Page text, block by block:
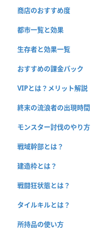
商店のおすすめ度
都市一覧と効果
生存者と効果一覧
おすすめの課金パック
VIPとは？メリット解説
終末の流浪者の出現時間
モンスター討伐のやり方
戦域幹部とは？
建造枠とは？
戦闘狂状態とは？
タイルキルとは？
所持品の使い方